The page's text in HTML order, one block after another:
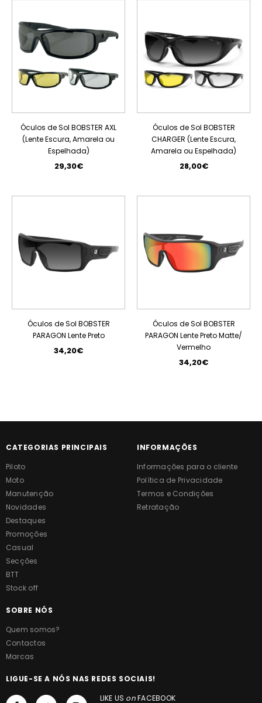
Óculos de Sol BOBSTER AXL
(Lente Escura, Amarela ou
Espelhada)
29,30€
Óculos de Sol BOBSTER
CHARGER (Lente Escura,
Amarela ou Espelhada)
28,00€
Óculos de Sol BOBSTER
PARAGON Lente Preto
34,20€
Óculos de Sol BOBSTER
PARAGON Lente Preto Matte/
Vermelho
34,20€
CATEGORIAS PRINCIPAIS
Piloto
Moto
Manutenção
Novidades
Destaques
Promoções
Casual
Secções
BTT
Stock off
INFORMAÇÕES
Informações para o cliente
Política de Privacidade
Termos e Condições
Retratação
SOBRE NÓS
Quem somos?
Contactos
Marcas
LIGUE-SE A NÓS NAS REDES SOCIAIS!
LIKE US onFACEBOOK